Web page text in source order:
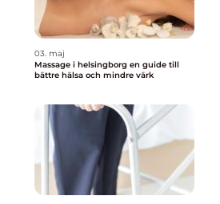
03. maj
Massage i helsingborg en guide till
bättre hälsa och mindre värk